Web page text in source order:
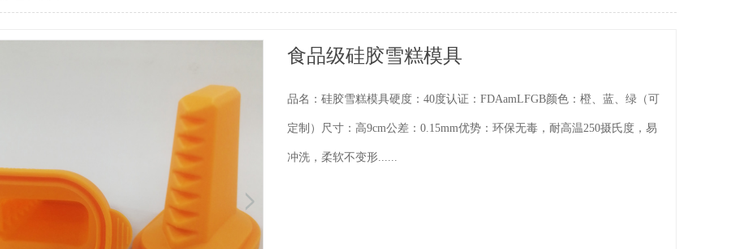
食品级硅胶雪糕模具
品名：硅胶雪糕模具硬度：40度认证：FDAamLFGB颜色：橙、蓝、绿（可
定制）尺寸：高9cm公差：0.15mm优势：环保无毒，耐高温250摄氏度，易
冲洗，柔软不变形......